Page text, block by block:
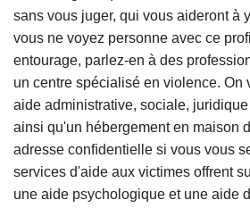
sans vous juger, qui vous aideront à
vous ne voyez personne avec ce
entourage, parlez-en à des
un centre spécialisé en violence. On
aide administrative, sociale,
ainsi qu'un hébergement en maison
adresse conﬁdentielle si vous vous
services d'aide aux victimes offrent
une aide psychologique et une aide